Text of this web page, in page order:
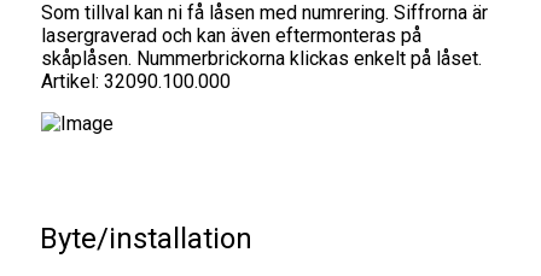
Som tillval kan ni få låsen med numrering. Siffrorna är
lasergraverad och kan även eftermonteras på
skåplåsen. Nummerbrickorna klickas enkelt på låset.
Artikel: 32090.100.000
Byte/installation